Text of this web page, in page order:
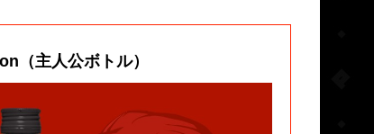
（主人公ボトル）